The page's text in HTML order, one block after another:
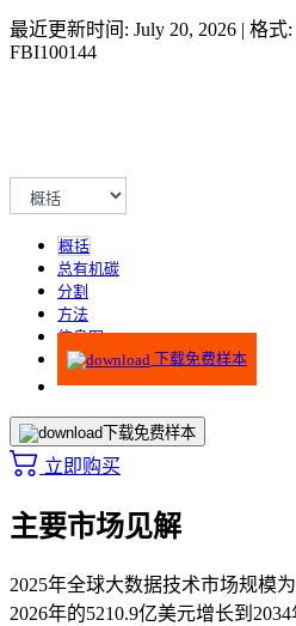
最近更新时间: July 20, 2026 | 格式
FBI100144
概括
总有机碳
分割
方法
信息图
下载免费样本
下载免费样本
立即购买
主要市场见解
2025年全球大数据技术市场规模
2026年的5210.9亿美元增长到